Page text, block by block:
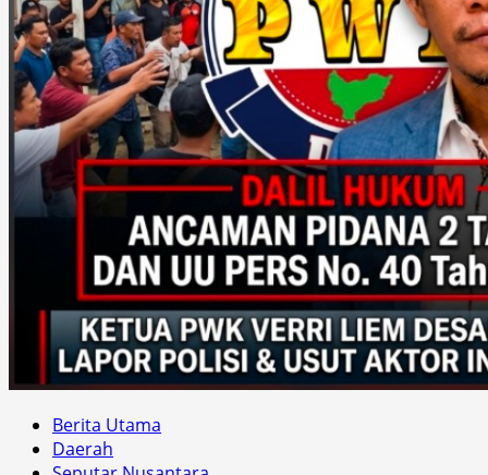
Berita Utama
Daerah